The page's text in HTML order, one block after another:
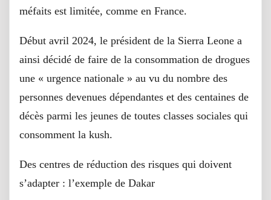
méfaits est limitée, comme en France.
Début avril 2024, le président de la Sierra Leone a
ainsi décidé de faire de la consommation de drogues
une « urgence nationale » au vu du nombre des
personnes devenues dépendantes et des centaines de
décès parmi les jeunes de toutes classes sociales qui
consomment la kush.
Des centres de réduction des risques qui doivent
s’adapter : l’exemple de Dakar